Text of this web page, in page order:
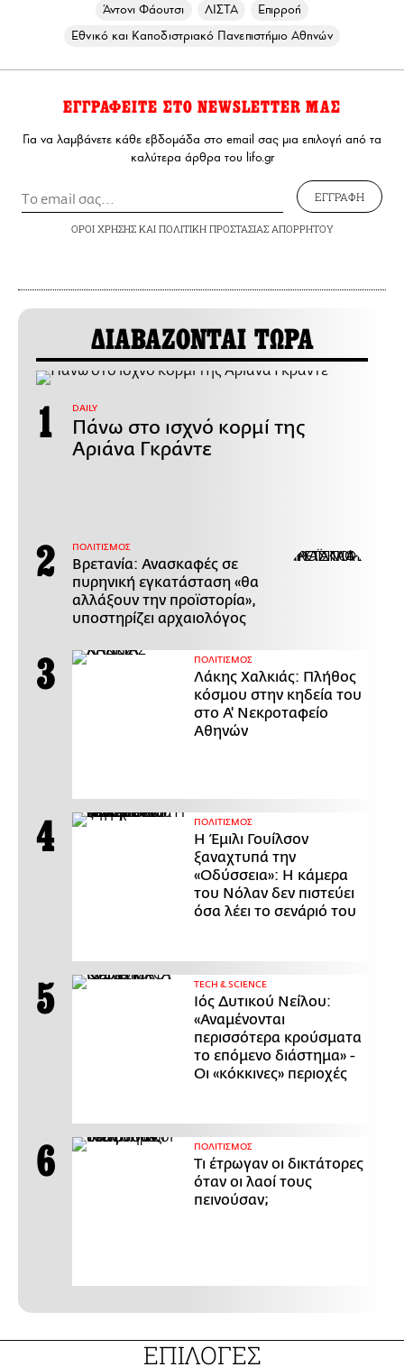
Άντονι Φάουτσι
ΛΙΣΤΑ
Επιρροή
Εθνικό και Καποδιστριακό Πανεπιστήμιο Αθηνών
ΕΓΓΡΑΦΕΙΤΕ ΣΤΟ NEWSLETTER ΜΑΣ
Για να λαμβάνετε κάθε εβδομάδα στο email σας μια επιλογή από τα
καλύτερα άρθρα του lifo.gr
ΕΓΓΡΑΦΗ
ΟΡΟΙ ΧΡΗΣΗΣΚΑΙ ΠΟΛΙΤΙΚΗ ΠΡΟΣΤΑΣΙΑΣ ΑΠΟΡΡΗΤΟΥ
ΔΙΑΒΑΖΟΝΤΑΙ ΤΩΡΑ
DAILY
Πάνω στο ισχνό κορμί της
Αριάνα Γκράντε
ΠΟΛΙΤΙΣΜΟΣ
Βρετανία: Ανασκαφές σε
πυρηνική εγκατάσταση «θα
αλλάξουν την προϊστορία»,
υποστηρίζει αρχαιολόγος
ΠΟΛΙΤΙΣΜΟΣ
Λάκης Χαλκιάς: Πλήθος
κόσμου στην κηδεία του
στο Α' Νεκροταφείο
Αθηνών
ΠΟΛΙΤΙΣΜΟΣ
Η Έμιλι Γουίλσον
ξαναχτυπά την
«Οδύσσεια»: Η κάμερα
του Νόλαν δεν πιστεύει
όσα λέει το σενάριό του
ΤECH & SCIENCE
Ιός Δυτικού Νείλου:
«Αναμένονται
περισσότερα κρούσματα
το επόμενο διάστημα» -
Οι «κόκκινες» περιοχές
ΠΟΛΙΤΙΣΜΟΣ
Τι έτρωγαν οι δικτάτορες
όταν οι λαοί τους
πεινούσαν;
ΕΠΙΛΟΓΕΣ